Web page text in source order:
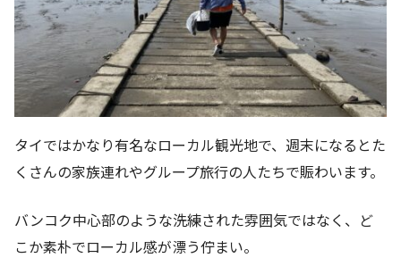
タイではかなり有名なローカル観光地で、週末になるとた
くさんの家族連れやグループ旅行の人たちで賑わいます。
バンコク中心部のような洗練された雰囲気ではなく、ど
こか素朴でローカル感が漂う佇まい。